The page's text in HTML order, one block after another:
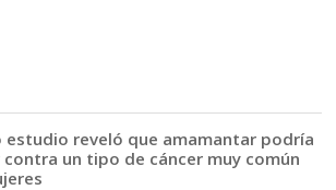
estudio reveló que amamantar podría
un tipo de cáncer muy común